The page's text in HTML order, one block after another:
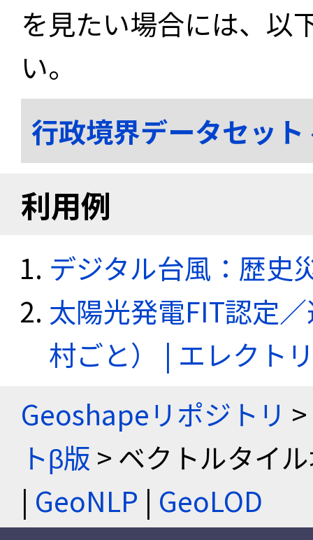
を見たい場合には、以
い。
行政境界データセッ
利用例
デジタル台風：歴史
太陽光発電FIT認定
村ごと） | エレクト
Geoshapeリポジトリ >
トβ版 > ベクトルタイ
| GeoNLP | GeoLOD